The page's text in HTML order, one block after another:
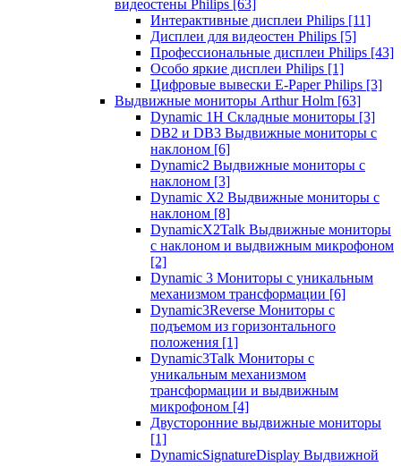
видеостены Philips [63]
Интерактивные дисплеи Philips [11]
Дисплеи для видеостен Philips [5]
Профессиональные дисплеи Philips [43]
Особо яркие дисплеи Philips [1]
Цифровые вывески E-Paper Philips [3]
Выдвижные мониторы Arthur Holm [63]
Dynamic 1Н Складные мониторы [3]
DB2 и DB3 Выдвижные мониторы с
наклоном [6]
Dynamic2 Выдвижные мониторы с
наклоном [3]
Dynamic X2 Выдвижные мониторы с
наклоном [8]
DynamicX2Talk Выдвижные мониторы
с наклоном и выдвижным микрофоном
[2]
Dynamic 3 Мониторы с уникальным
механизмом трансформации [6]
Dynamic3Reverse Мониторы с
подъемом из горизонтального
положения [1]
Dynamic3Talk Мониторы с
уникальным механизмом
трансформации и выдвижным
микрофоном [4]
Двусторонние выдвижные мониторы
[1]
DynamicSignatureDisplay Выдвижной